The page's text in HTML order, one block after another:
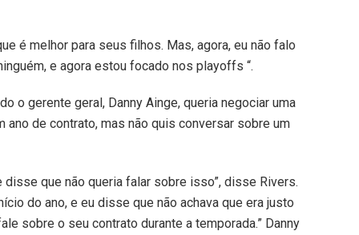
é melhor para seus filhos. Mas, agora, eu não falo
e agora estou focado nos playoffs “.
o gerente geral, Danny Ainge, queria negociar uma
ano de contrato, mas não quis conversar sobre um
disse que não queria falar sobre isso”, disse Rivers.
do ano, e eu disse que não achava que era justo
sobre o seu contrato durante a temporada.” Danny